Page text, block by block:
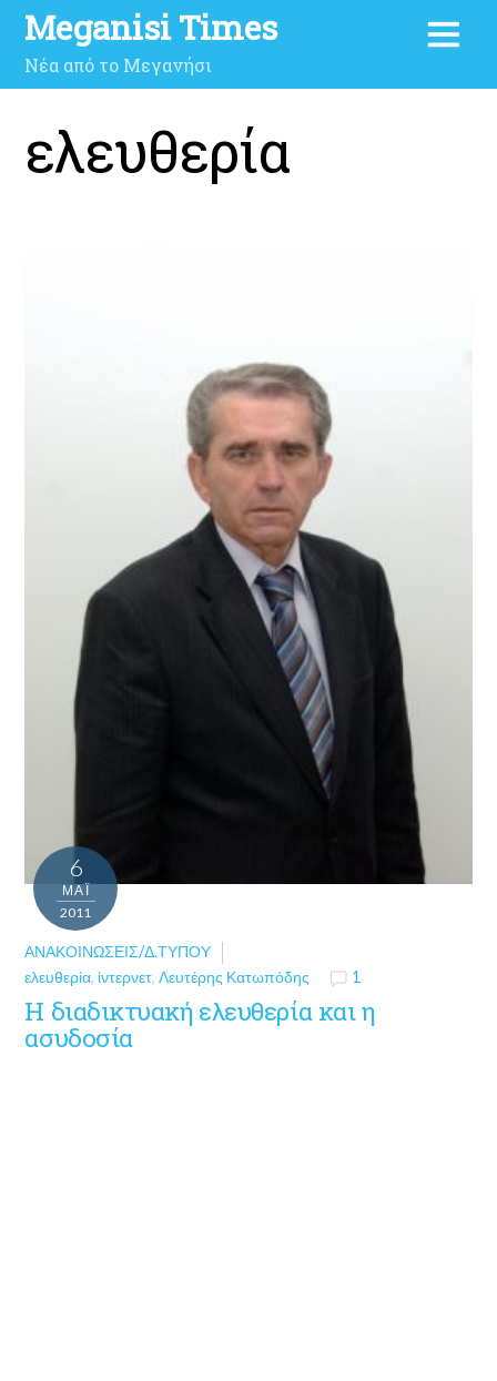
Meganisi Times
Νέα από το Μεγανήσι
ελευθερία
6
ΜΑΪ́
2011
ΑΝΑΚΟΙΝΏΣΕΙΣ/Δ.ΤΎΠΟΥ
ελευθερία, ίντερνετ,Λευτέρης Κατωπόδης 1
Η διαδικτυακή ελευθερία και η
ασυδοσία